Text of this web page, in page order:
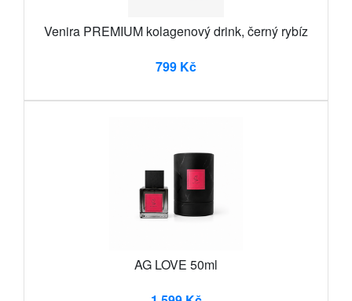
Venira PREMIUM kolagenový drink, černý rybíz
799 Kč
AG LOVE 50ml